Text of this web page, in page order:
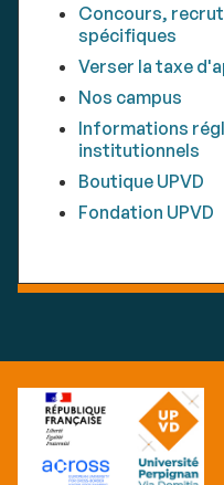
Concours,
spécifiques
Verser la taxe
Nos campus
Informations
institutionnels
Boutique UPVD
Fondation UPVD